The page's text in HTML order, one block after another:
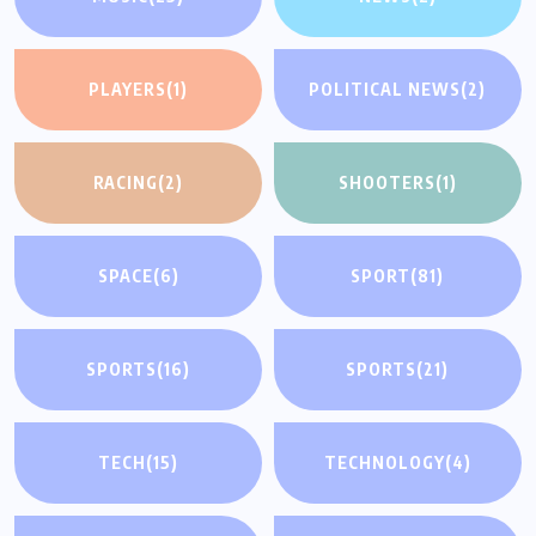
PLAYERS(1) POLITICAL NEWS(2)
RACING(2) SHOOTERS(1)
SPACE(6) SPORT(81)
SPORTS(16) SPORTS(21)
TECH(15) TECHNOLOGY(4)